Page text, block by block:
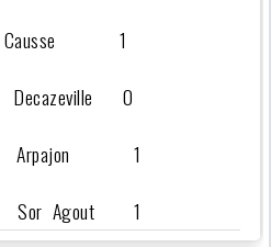
1
0
1
Agout 1